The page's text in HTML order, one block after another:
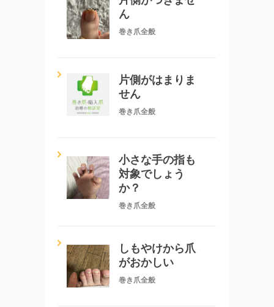
ん
巻き爪全般
片側がはまりま
せん
巻き爪全般
小さな手の指も
対象でしょう
か？
巻き爪全般
しもやけから爪
がおかしい
巻き爪全般